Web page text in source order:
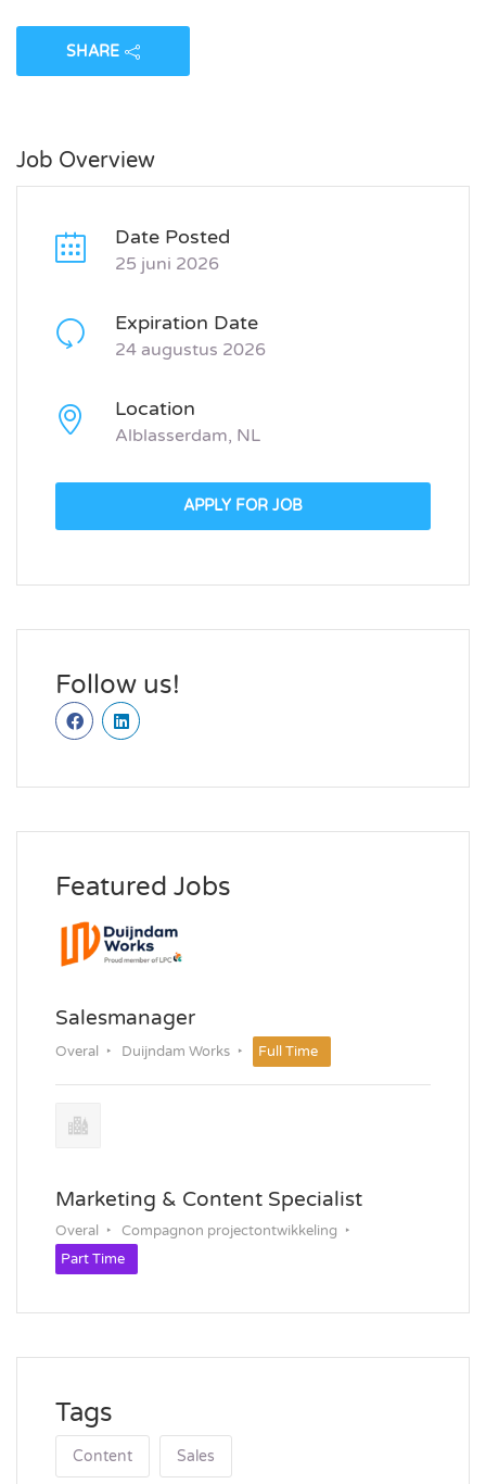
SHARE
Job Overview
Date Posted
25 juni 2026
Expiration Date
24 augustus 2026
Location
Alblasserdam, NL
APPLY FOR JOB
Follow us!
Featured Jobs
Salesmanager
Overal Duijndam Works Full Time
Marketing & Content Specialist
Overal
Compagnon projectontwikkeling
Part Time
Tags
Content Sales